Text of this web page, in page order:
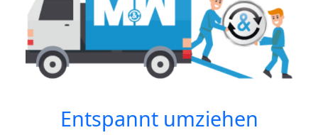
Entspannt umziehen